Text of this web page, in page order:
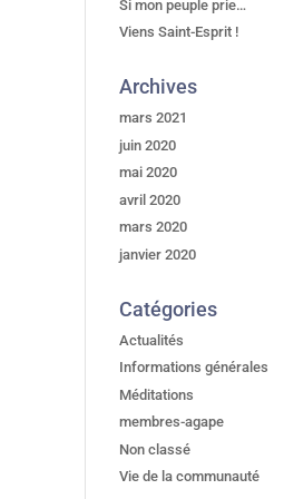
Si mon peuple prie…
Viens Saint-Esprit !
Archives
mars 2021
juin 2020
mai 2020
avril 2020
mars 2020
janvier 2020
Catégories
Actualités
Informations générales
Méditations
membres-agape
Non classé
Vie de la communauté